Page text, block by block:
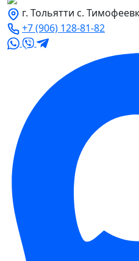
г. Тольятти с.
+7 (906) 128-81-82